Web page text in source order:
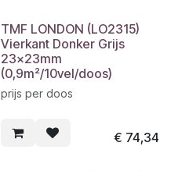
TMF LONDON (LO2315)
Vierkant Donker Grijs
23x23mm
(0,9m²/10vel/doos)
prijs per doos
€ 74,34